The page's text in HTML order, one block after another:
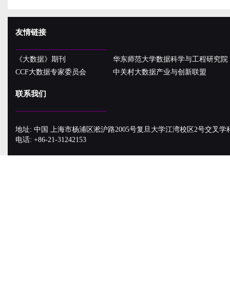
友情链接
《大数据》期刊
华东师范大学数据科学与工程研究院
CCF大数据专家委员会
中关村大数据产业与创新联盟
联系我们
地址: 中国 上海市杨浦区淞沪路2005号复旦大学江湾校区2号交叉学
电话: +86-21-31242153